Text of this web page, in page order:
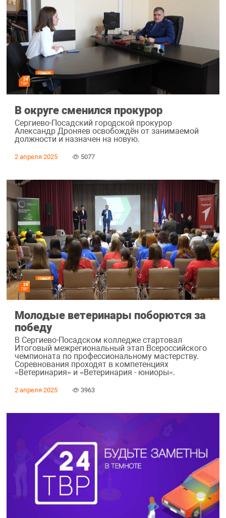
В округе сменился прокурор
Сергиево-Посадский городской прокурор
Александр Дроняев освобождён от занимаемой
должности и назначен на новую.
2 апреля 2025 5077
Молодые ветеринары поборются за
победу
В Сергиево-Посадском колледже стартовал
Итоговый межрегиональный этап Всероссийского
чемпионата по профессиональному мастерству.
Соревнования проходят в компетенциях
«Ветеринария» и «Ветеринария - юниоры».
2 апреля 2025 3963